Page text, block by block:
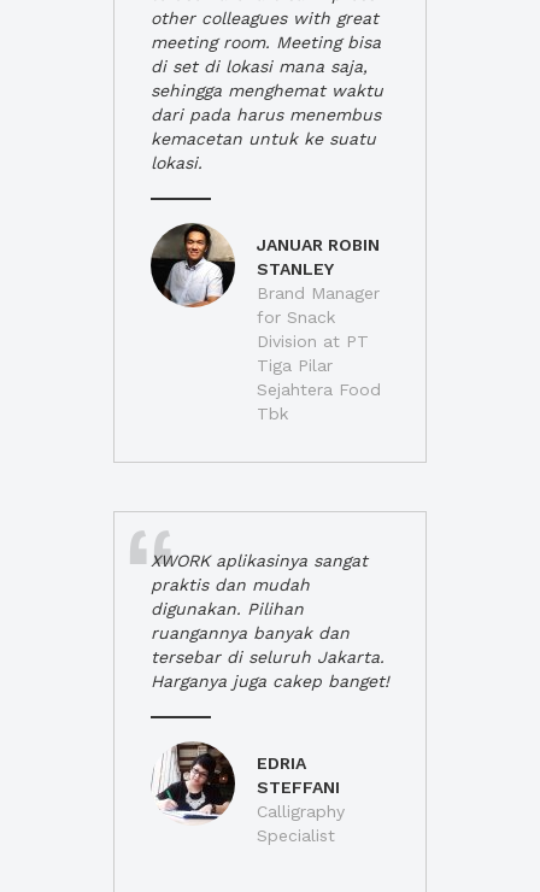
other colleagues with great
meeting room. Meeting bisa
di set di lokasi mana saja,
sehingga menghemat waktu
dari pada harus menembus
kemacetan untuk ke suatu
lokasi.
JANUAR ROBIN
STANLEY
Brand Manager
for Snack
Division at PT
Tiga Pilar
Sejahtera Food
Tbk
XWORK aplikasinya sangat
praktis dan mudah
digunakan. Pilihan
ruangannya banyak dan
tersebar di seluruh Jakarta.
Harganya juga cakep banget!
EDRIA
STEFFANI
Calligraphy
Specialist